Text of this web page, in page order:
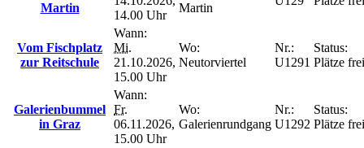
Martin
14.00 Uhr
Martin
Vom Fischplatz
zur Reitschule
Wann:
Mi.
21.10.2026,
15.00 Uhr
Wo:
Neutorviertel
Nr.:
U1291
Status:
Plätze frei
Galerienbummel
in Graz
Wann:
Fr.
06.11.2026,
15.00 Uhr
Wo:
Galerienrundgang
Nr.:
U1292
Status:
Plätze frei